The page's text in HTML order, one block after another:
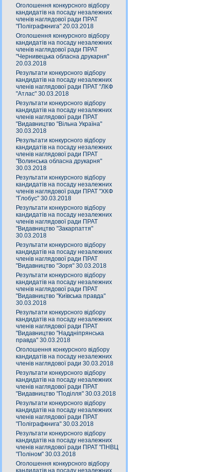
Оголошення конкурсного відбору
кандидатів на посаду незалежних
членів наглядової ради ПРАТ
"Поліграфкнига" 20.03.2018
Оголошення конкурсного відбору
кандидатів на посаду незалежних
членів наглядової ради ПРАТ
"Чернивецька обласна друкарня"
20.03.2018
Результати конкурсного відбору
кандидатів на посаду незалежних
членів наглядової ради ПРАТ "ЛКФ
"Атлас" 30.03.2018
Результати конкурсного відбору
кандидатів на посаду незалежних
членів наглядової ради ПРАТ
"Видавництво "Вільна Україна"
30.03.2018
Результати конкурсного відбору
кандидатів на посаду незалежних
членів наглядової ради ПРАТ
"Волинська обласна друкарня"
30.03.2018
Результати конкурсного відбору
кандидатів на посаду незалежних
членів наглядової ради ПРАТ "ХКФ
"Глобус" 30.03.2018
Результати конкурсного відбору
кандидатів на посаду незалежних
членів наглядової ради ПРАТ
"Видавництво "Закарпаття"
30.03.2018
Результати конкурсного відбору
кандидатів на посаду незалежних
членів наглядової ради ПРАТ
"Видавництво "Зоря" 30.03.2018
Результати конкурсного відбору
кандидатів на посаду незалежних
членів наглядової ради ПРАТ
"Видавництво "Київська правда"
30.03.2018
Результати конкурсного відбору
кандидатів на посаду незалежних
членів наглядової ради ПРАТ
"Видавництво "Наддніпрянська
правда" 30.03.2018
Оголошення конкурсного відбору
кандидатів на посаду незалежних
членів наглядової ради 30.03.2018
Результати конкурсного відбору
кандидатів на посаду незалежних
членів наглядової ради ПРАТ
"Видавництво "Поділля" 30.03.2018
Результати конкурсного відбору
кандидатів на посаду незалежних
членів наглядової ради ПРАТ
"Поліграфкнига" 30.03.2018
Результати конкурсного відбору
кандидатів на посаду незалежних
членів наглядової ради ПРАТ "ПНВЦ
"Поліном" 30.03.2018
Оголошення конкурсного відбору
кандидатів на посаду незалежних